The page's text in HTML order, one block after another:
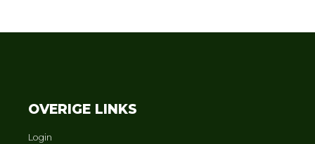
OVERIGE LINKS
Login